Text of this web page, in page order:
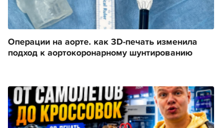
Операции на аорте. как 3D-печать изменила
подход к аортокоронарному шунтированию